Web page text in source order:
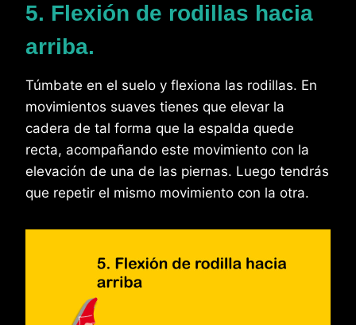
5. Flexión de rodillas hacia
arriba.
Túmbate en el suelo y flexiona las rodillas. En
movimientos suaves tienes que elevar la
cadera de tal forma que la espalda quede
recta, acompañando este movimiento con la
elevación de una de las piernas. Luego tendrás
que repetir el mismo movimiento con la otra.